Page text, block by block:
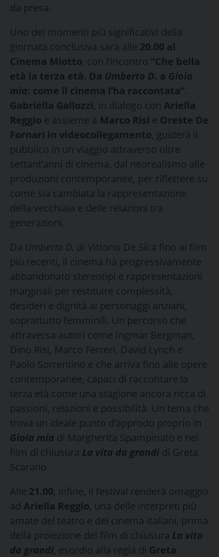
da presa.
Uno dei momenti più significativi della
giornata conclusiva sarà alle 20.00 al
Cinema Miotto, con l’incontro “Che bella
età la terza età. Da Umberto D. a Gioia
mia: come il cinema l’ha raccontata”.
Gabriella Gallozzi, in dialogo con Ariella
Reggio e assieme a Marco Risi e Oreste De
Fornari in videocollegamento, guiderà il
pubblico in un viaggio attraverso oltre
settant’anni di cinema, dal neorealismo alle
produzioni contemporanee, per riflettere su
come sia cambiata la rappresentazione
della vecchiaia e delle relazioni tra
generazioni.
Da Umberto D. di Vittorio De Sica fino ai film
più recenti, il cinema ha progressivamente
abbandonato stereotipi e rappresentazioni
marginali per restituire complessità,
desideri e dignità ai personaggi anziani,
soprattutto femminili. Un percorso che
attraversa autori come Ingmar Bergman,
Dino Risi, Marco Ferreri, David Lynch e
Paolo Sorrentino e che arriva fino alle opere
contemporanee, capaci di raccontare la
terza età come una stagione ancora ricca di
passioni, relazioni e possibilità. Un tema che
trova un ideale punto d’approdo proprio in
Gioia mia di Margherita Spampinato e nel
film di chiusura La vita da grandi di Greta
Scarano.
Alle 21.00, infine, il festival renderà omaggio
ad Ariella Reggio, una delle interpreti più
amate del teatro e del cinema italiani, prima
della proiezione del film di chiusura La vita
da grandi, esordio alla regia di Greta